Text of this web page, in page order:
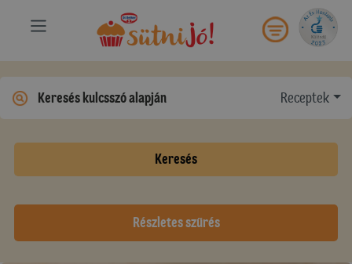
Receptek
Keresés
Részletes szűrés